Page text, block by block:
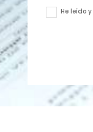
He leído